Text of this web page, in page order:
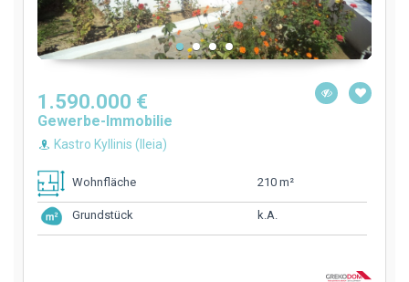
1.590.000 €
Gewerbe-Immobilie
Kastro Kyllinis (Ileia)
Wohnfläche 210 m²
Grundstück k.A.